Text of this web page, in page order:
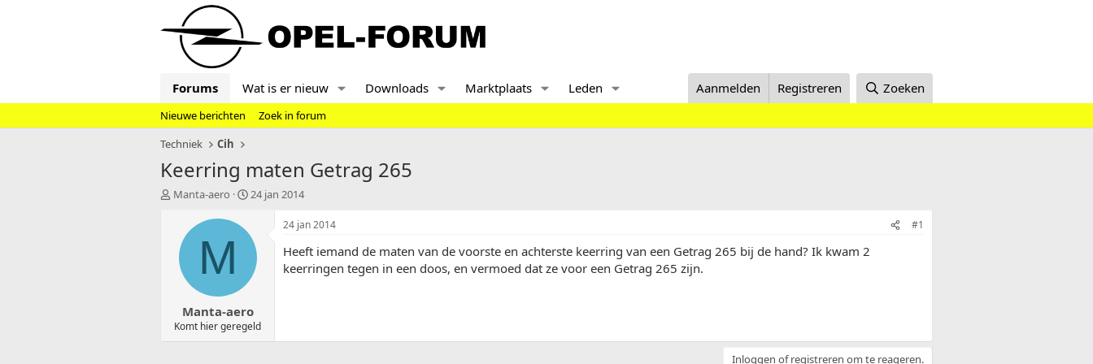
Forums Wat is er nieuw Downloads Marktplaats Leden Aanmelden Registreren Zoeken
Nieuwe berichten
Zoek in forum
Techniek
Cih
Keerring maten Getrag 265
T
t
e
Manta-aero
S
r
d
a
u
m
24 jan 2014
M
Manta-aero
Komt hier geregeld
24 jan 2014 #1
Heeft iemand de maten van de voorste en achterste keerring van een Getrag 265 bij de hand? Ik kwam 2
keerringen tegen in een doos, en vermoed dat ze voor een Getrag 265 zijn.
Inloggen of registreren om te reageren.